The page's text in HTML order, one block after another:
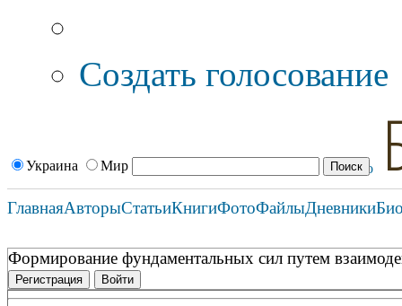
Создать голосование
Украина Мир
ГлавнаяАвторыСтатьиКнигиФотоФайлыДневники
Формирование фундаментальных сил путем
Регистрация Войти